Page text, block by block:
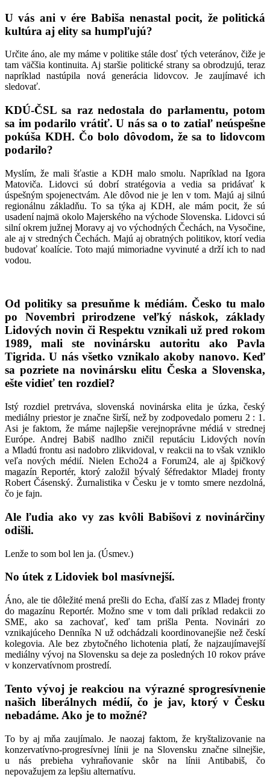
U vás ani v ére Babiša nenastal pocit, že politická
kultúra aj elity sa humpľujú?
Určite áno, ale my máme v politike stále dosť tých veteránov, čiže je
tam väčšia kontinuita. Aj staršie politické strany sa obrodzujú, teraz
napríklad nastúpila nová generácia lidovcov. Je zaujímavé ich
sledovať.
KDÚ-ČSL sa raz nedostala do parlamentu, potom
sa im podarilo vrátiť. U nás sa o to zatiaľ neúspešne
pokúša KDH. Čo bolo dôvodom, že sa to lidovcom
podarilo?
Myslím, že mali šťastie a KDH malo smolu. Napríklad na Igora
Matoviča. Lidovci sú dobrí stratégovia a vedia sa pridávať k
úspešným spojenectvám. Ale dôvod nie je len v tom. Majú aj silnú
regionálnu základňu. To sa týka aj KDH, ale mám pocit, že sú
usadení najmä okolo Majerského na východe Slovenska. Lidovci sú
silní okrem južnej Moravy aj vo východných Čechách, na Vysočine,
ale aj v stredných Čechách. Majú aj obratných politikov, ktorí vedia
budovať koalície. Toto majú mimoriadne vyvinuté a drží ich to nad
vodou.
Od politiky sa presuňme k médiám. Česko tu malo
po Novembri prirodzene veľký náskok, základy
Lidových novin či Respektu vznikali už pred rokom
1989, mali ste novinársku autoritu ako Pavla
Tigrida. U nás všetko vznikalo akoby nanovo. Keď
sa pozriete na novinársku elitu Česka a Slovenska,
ešte vidieť ten rozdiel?
Istý rozdiel pretrváva, slovenská novinárska elita je úzka, český
mediálny priestor je značne širší, než by zodpovedalo pomeru 2 : 1.
Asi je faktom, že máme najlepšie verejnoprávne médiá v strednej
Európe. Andrej Babiš nadlho zničil reputáciu Lidových novín
a Mladú frontu asi nadobro zlikvidoval, v reakcii na to však vzniklo
veľa nových médií. Nielen Echo24 a Forum24, ale aj špičkový
magazín Reportér, ktorý založil bývalý šéfredaktor Mladej fronty
Robert Čásenský. Žurnalistika v Česku je v tomto smere nezdolná,
čo je fajn.
Ale ľudia ako vy zas kvôli Babišovi z novinárčiny
odišli.
Lenže to som bol len ja. (Úsmev.)
No útek z Lidoviek bol masívnejší.
Áno, ale tie dôležité mená prešli do Echa, ďalší zas z Mladej fronty
do magazínu Reportér. Možno sme v tom dali príklad redakcii zo
SME, ako sa zachovať, keď tam prišla Penta. Novinári zo
vznikajúceho Denníka N už odchádzali koordinovanejšie než českí
kolegovia. Ale bez zbytočného lichotenia platí, že najzaujímavejší
mediálny vývoj na Slovensku sa deje za posledných 10 rokov práve
v konzervatívnom prostredí.
Tento vývoj je reakciou na výrazné sprogresívnenie
našich liberálnych médií, čo je jav, ktorý v Česku
nebadáme. Ako je to možné?
To by aj mňa zaujímalo. Je naozaj faktom, že kryštalizovanie na
konzervatívno-progresívnej línii je na Slovensku značne silnejšie,
u nás prebieha vyhraňovanie skôr na línii Antibabiš, čo
nepovažujem za lepšiu alternatívu.